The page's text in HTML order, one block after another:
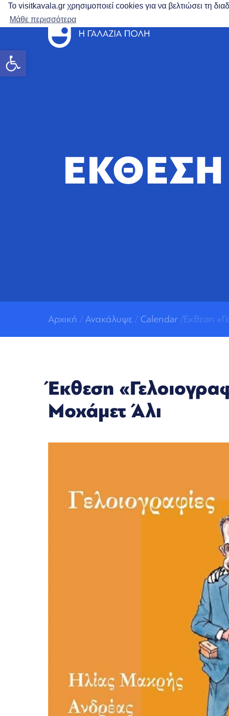
Ανοίξτε τη γραμμή εργαλείων
Το visitkavala.gr χρησιμοποιεί cookies για να βελτιώσει τη
Μάθε περισσότερα
ΕΚΘΕΣΗ
Αρχική / Ανακάλυψε / Calendar /Έκθεση
Έκθεση
Μοχάμετ Άλι